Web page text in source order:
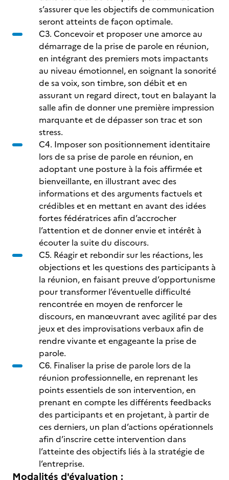
s’assurer que les objectifs de communication
seront atteints de façon optimale.
C3. Concevoir et proposer une amorce au
démarrage de la prise de parole en réunion,
en intégrant des premiers mots impactants
au niveau émotionnel, en soignant la sonorité
de sa voix, son timbre, son débit et en
assurant un regard direct, tout en balayant la
salle afin de donner une première impression
marquante et de dépasser son trac et son
stress.
C4. Imposer son positionnement identitaire
lors de sa prise de parole en réunion, en
adoptant une posture à la fois affirmée et
bienveillante, en illustrant avec des
informations et des arguments factuels et
crédibles et en mettant en avant des idées
fortes fédératrices afin d’accrocher
l’attention et de donner envie et intérêt à
écouter la suite du discours.
C5. Réagir et rebondir sur les réactions, les
objections et les questions des participants à
la réunion, en faisant preuve d’opportunisme
pour transformer l’éventuelle difficulté
rencontrée en moyen de renforcer le
discours, en manœuvrant avec agilité par des
jeux et des improvisations verbaux afin de
rendre vivante et engageante la prise de
parole.
C6. Finaliser la prise de parole lors de la
réunion professionnelle, en reprenant les
points essentiels de son intervention, en
prenant en compte les différents feedbacks
des participants et en projetant, à partir de
ces derniers, un plan d’actions opérationnels
afin d’inscrire cette intervention dans
l’atteinte des objectifs liés à la stratégie de
l’entreprise.
Modalités d'évaluation :